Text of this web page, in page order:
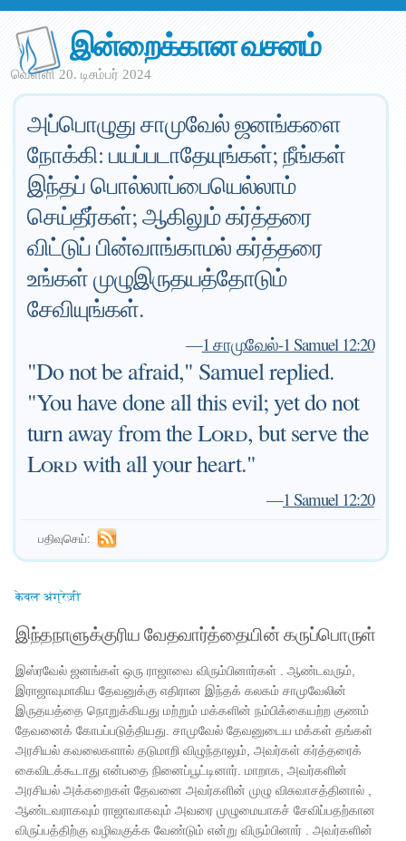
இன்றைக்கான வசனம்
வெள்ளி 20. டிசம்பர் 2024
அப்பொழுது சாமுவேல் ஜனங்களை
நோக்கி: பயப்படாதேயுங்கள்; நீங்கள்
இந்தப் பொல்லாப்பையெல்லாம்
செய்தீர்கள்; ஆகிலும் கர்த்தரை
விட்டுப் பின்வாங்காமல் கர்த்தரை
உங்கள் முழுஇருதயத்தோடும்
சேவியுங்கள்.
—1 சாமுவேல்-1 Samuel 12:20
"Do not be afraid," Samuel replied.
"You have done all this evil; yet do not
turn away from theLord, but serve the
Lordwith all your heart."
—1 Samuel 12:20
பதிவுசெய்:
केवल अंग्रेज़ी
இந்தநாளுக்குரிய வேதவார்த்தையின் கருப்பொருள்
இஸ்ரவேல் ஜனங்கள் ஒரு ராஜாவை விரும்பினார்கள் . ஆண்டவரும்,
இராஜாவுமாகிய தேவனுக்கு எதிரான இந்தக் கலகம் சாமுவேலின்
இருதயத்தை நொறுக்கியது மற்றும் மக்களின் நம்பிக்கையற்ற குணம்
தேவனைக் கோபப்படுத்தியது. சாமுவேல் தேவனுடைய மக்கள் தங்கள்
அரசியல் கவலைகளால் தடுமாறி விழுந்தாலும், அவர்கள் கர்த்தரைக்
கைவிடக்கூடாது என்பதை நினைப்பூட்டினார். மாறாக, அவர்களின்
அரசியல் அக்கறைகள் தேவனை அவர்களின் முழு விசுவாசத்தினால் ,
ஆண்டவராகவும் ராஜாவாகவும் அவரை முழுமையாகச் சேவிப்பதற்கான
விருப்பத்திற்கு வழிவகுக்க வேண்டும் என்று விரும்பினார் . அவர்களின்